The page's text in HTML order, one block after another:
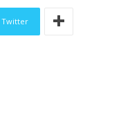
Twitter